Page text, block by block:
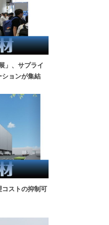
」、サプライ
ョンが集結
コストの抑制可